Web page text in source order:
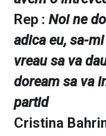
Rep : Noi ne
adica eu, sa-
vreau sa va
doream sa va
partid
Cristina